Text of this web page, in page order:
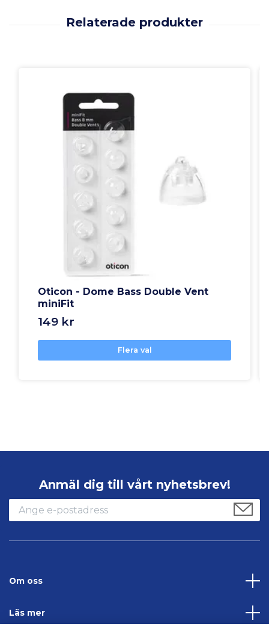
Oticon - Dome Bass Double Vent
miniFit
149 kr
Flera val
Anmäl dig till vårt nyhetsbrev!
Om oss
Läs mer